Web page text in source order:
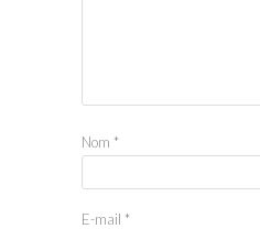
Nom *
E-mail *